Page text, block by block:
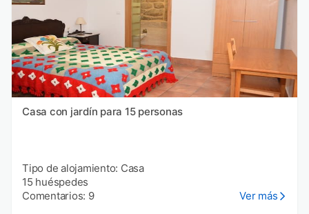
Casa con jardín para 15 personas
Tipo de alojamiento: Casa
15 huéspedes
Comentarios: 9
Ver más